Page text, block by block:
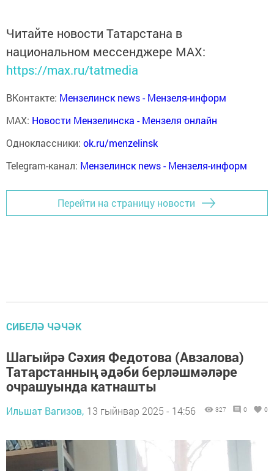
Читайте новости Татарстана в
национальном мессенджере MАХ:
https://max.ru/tatmedia
ВКонтакте: Мензелинск news - Мензеля-информ
MAX: Новости Мензелинска - Мензеля онлайн
Одноклассники: ok.ru/menzelinsk
Telegram-канал: Мензелинск news - Мензеля-информ
Перейти на страницу новости
СИБЕЛӘ ЧӘЧӘК
Шагыйрә Сәхия Федотова (Авзалова)
Татарстанның әдәби берләшмәләре
очрашуында катнашты
Ильшат Вагизов, 13 гыйнвар 2025 - 14:56 327 0 0